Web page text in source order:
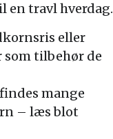
en travl hverdag.
eller
som tilbehør de
mange
– læs blot